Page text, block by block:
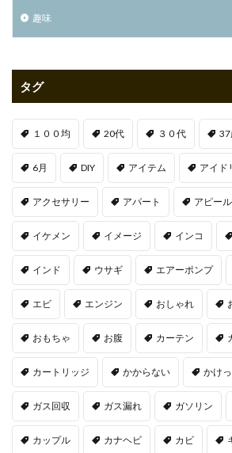
趣味
タグ
１００均 20代 ３０代 37
6月 DIY アイテム アイド
アクセサリー アパート アピール
イケメン イメージ インコ
インド ウサギ エアーポンプ
エビ エンジン おしゃれ
おもちゃ お腹 カーテン
カートリッジ かからない かけ
ガス回収 ガス漏れ ガソリン
カップル カナヘビ カビ